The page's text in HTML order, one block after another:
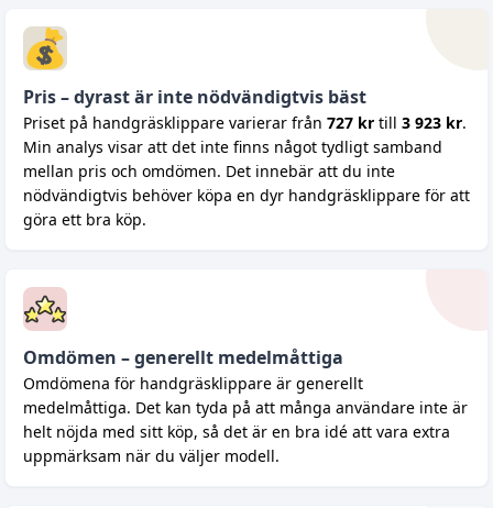
Pris – dyrast är inte nödvändigtvis bäst
Priset på handgräsklippare varierar från 727 kr till 3 923 kr.
Min analys visar att det inte finns något tydligt samband
mellan pris och omdömen. Det innebär att du inte
nödvändigtvis behöver köpa en dyr handgräsklippare för att
göra ett bra köp.
Omdömen – generellt medelmåttiga
Omdömena för handgräsklippare är generellt
medelmåttiga. Det kan tyda på att många användare inte är
helt nöjda med sitt köp, så det är en bra idé att vara extra
uppmärksam när du väljer modell.